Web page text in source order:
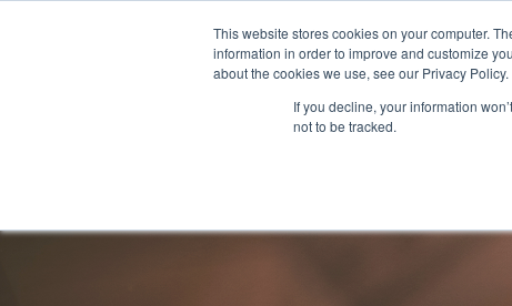
This website stores cookies on your computer.
information in order to improve and customize
about the cookies we use, see our Privacy Policy.
If you decline, your information
not to be tracked.